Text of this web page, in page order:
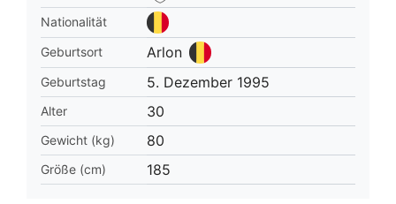
Nationalität
Geburtsort
Arlon
Geburtstag 5. Dezember 1995
Alter 30
Gewicht (kg) 80
Größe (cm) 185